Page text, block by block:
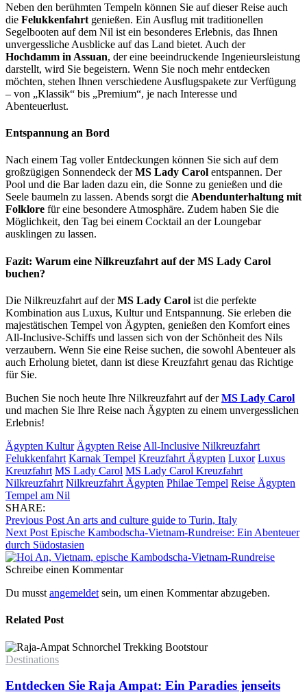
Neben den berühmten Tempeln können Sie auf dieser Reise auch
die Felukkenfahrt genießen. Ein Ausflug mit traditionellen
Segelbooten auf dem Nil ist ein besonderes Erlebnis, das Ihnen
unvergessliche Ausblicke auf das Land bietet. Auch der
Hochdamm in Assuan, der eine beeindruckende Ingenieursleistung
darstellt, wird Sie begeistern. Wenn Sie noch mehr entdecken
möchten, stehen Ihnen verschiedene Ausflugspakete zur Verfügung
– von „Klassik“ bis „Premium“, je nach Interesse und
Abenteuerlust.
Entspannung an Bord
Nach einem Tag voller Entdeckungen können Sie sich auf dem
großzügigen Sonnendeck derMS Lady Carol entspannen. Der
Pool und die Bar laden dazu ein, die Sonne zu genießen und die
Seele baumeln zu lassen. Abends sorgt die Abendunterhaltung mit
Folklore für eine besondere Atmosphäre. Zudem haben Sie die
Möglichkeit, den Tag bei einem Cocktail an der Loungebar
ausklingen zu lassen.
Fazit: Warum eine Nilkreuzfahrt auf der MS Lady Carol
buchen?
Die Nilkreuzfahrt auf derMS Lady Carol ist die perfekte
Kombination aus Luxus, Kultur und Entspannung. Sie erleben die
majestätischen Tempel von Ägypten, genießen den Komfort eines
All-Inclusive-Schiffs und lassen sich von der Schönheit des Nils
verzaubern. Wenn Sie eine Reise suchen, die sowohl Abenteuer als
auch Erholung bietet, dann ist diese Kreuzfahrt genau das Richtige
für Sie.
Buchen Sie noch heute Ihre Nilkreuzfahrt auf derMS Lady Carol
und machen Sie Ihre Reise nach Ägypten zu einem unvergesslichen
Erlebnis!
Ägypten Kultur Ägypten Reise All-Inclusive Nilkreuzfahrt
Felukkenfahrt Karnak Tempel Kreuzfahrt Ägypten Luxor Luxus
Kreuzfahrt MS Lady Carol MS Lady Carol Kreuzfahrt
Nilkreuzfahrt Nilkreuzfahrt Ägypten Philae Tempel Reise Ägypten
Tempel am Nil
SHARE:
Previous Post An arts and culture guide to Turin, Italy
Next Post Epische Kambodscha-Vietnam-Rundreise: Ein Abenteuer
durch Südostasien
Schreibe einen Kommentar
Du musst angemeldet sein, um einen Kommentar abzugeben.
Related Post
Destinations
Entdecken Sie Raja Ampat: Ein Paradies jenseits